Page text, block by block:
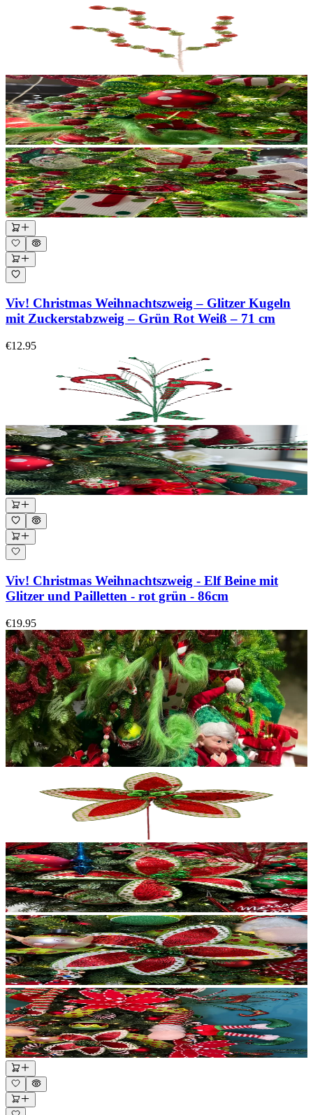
Viv! Christmas Weihnachtszweig – Glitzer Kugeln
mit Zuckerstabzweig – Grün Rot Weiß – 71 cm
€12.95
Viv! Christmas Weihnachtszweig - Elf Beine mit
Glitzer und Pailletten - rot grün - 86cm
€19.95